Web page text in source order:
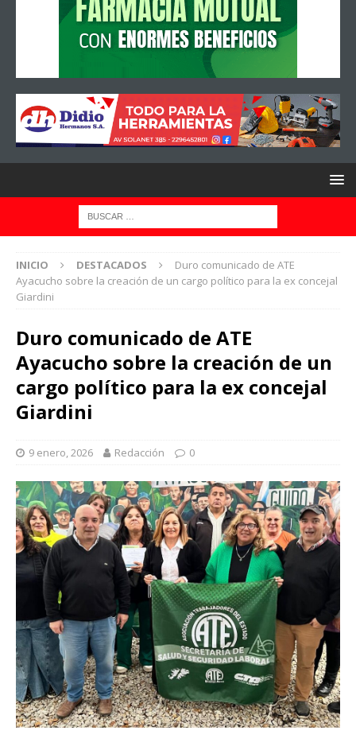
INICIO DESTACADOS
Duro comunicado de ATE
Ayacucho sobre la creación de un cargo político para la ex concejal
Giardini
Duro comunicado de ATE
Ayacucho sobre la creación de un
cargo político para la ex concejal
Giardini
9 enero, 2026 Redacción 0